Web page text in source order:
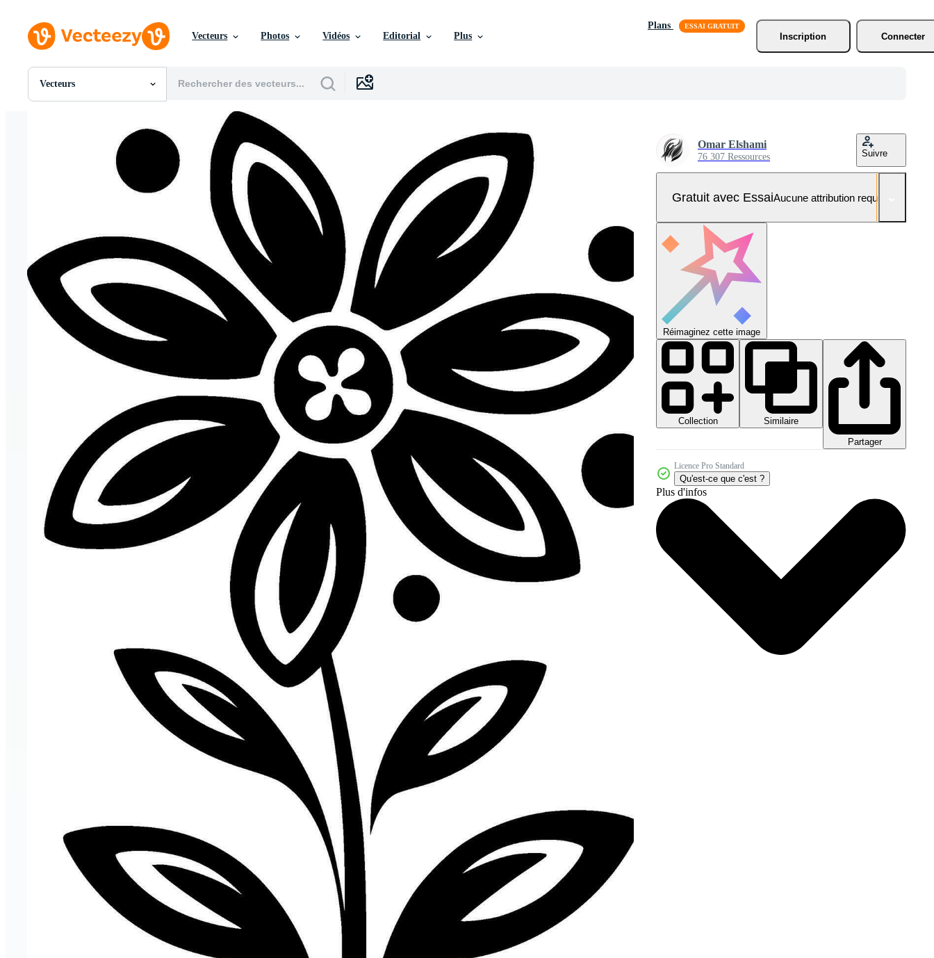
Vecteurs Photos Vidéos Editorial Plus
Plans
Inscription
Connecter
Vecteurs
Toutes Images
Événements Éditoriaux
Omar Elshami
76 307 Ressources Suivre
Gratuit avec EssaiAucune attribution requise
Réimaginez cette image
Collection
Similaire
Partager
Licence Pro Standard
Qu'est-ce que c'est ?
Plus d'infos